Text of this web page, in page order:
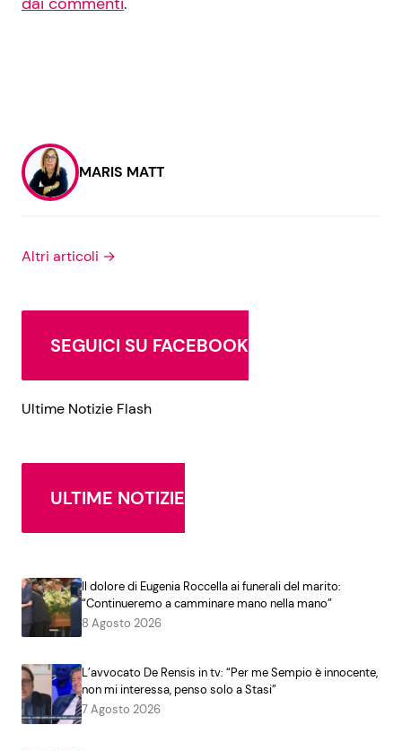
MARIS MATT
Altri articoli →
SEGUICI SU FACEBOOK
Ultime Notizie Flash
ULTIME NOTIZIE
Il dolore di Eugenia Roccella ai funerali del marito:
“Continueremo a camminare mano nella mano”
8 Agosto 2026
L’avvocato De Rensis in tv: “Per me Sempio è innocente,
non mi interessa, penso solo a Stasi”
7 Agosto 2026